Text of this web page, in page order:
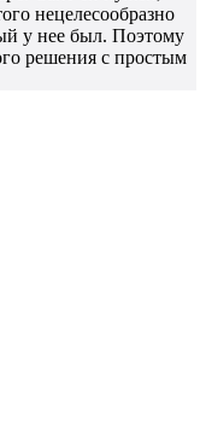
нецелесообразно
у нее был. Поэтому
решения с простым